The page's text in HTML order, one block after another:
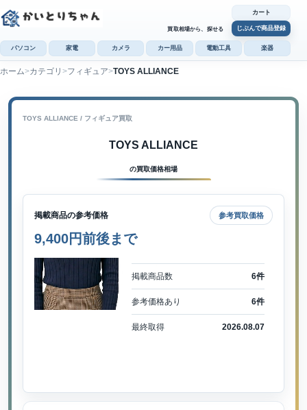
買取相場から、探せる
カート
じぶんで商品登録
パソコン 家電 カメラ カー用品 電動工具 楽器
ホーム カテゴリ フィギュア TOYS ALLIANCE
TOYS ALLIANCE / フィギュア買取
TOYS ALLIANCE
の買取価格相場
掲載商品の参考価格 参考買取価格
9,400円前後まで
掲載商品数 6件
参考価格あり 6件
最終取得 2026.08.07